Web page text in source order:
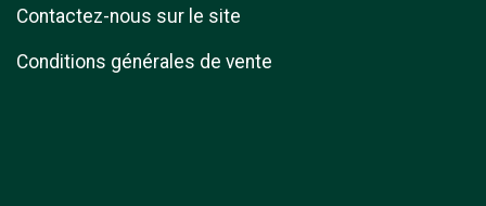
Contactez-nous sur le site
Conditions générales de vente